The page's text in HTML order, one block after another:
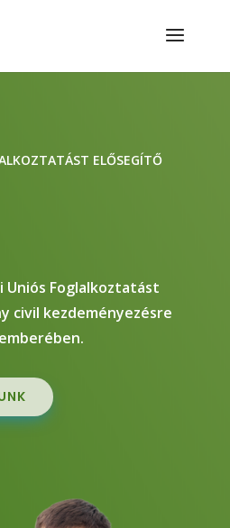
ELŐSEGÍTŐ
Uniós Foglalkoztatást
civil kezdeményezésre